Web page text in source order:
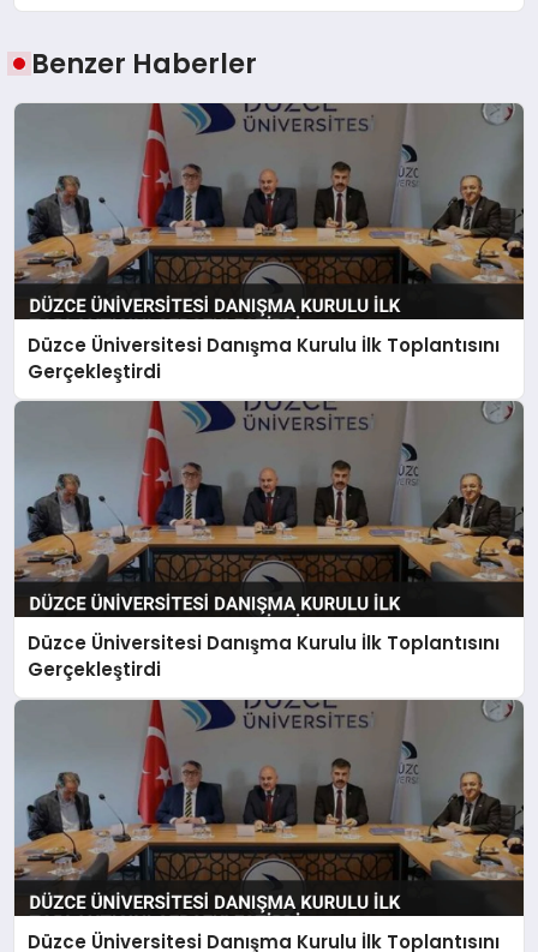
Benzer Haberler
Düzce Üniversitesi Danışma Kurulu İlk Toplantısını
Gerçekleştirdi
Düzce Üniversitesi Danışma Kurulu İlk Toplantısını
Gerçekleştirdi
Düzce Üniversitesi Danışma Kurulu İlk Toplantısını